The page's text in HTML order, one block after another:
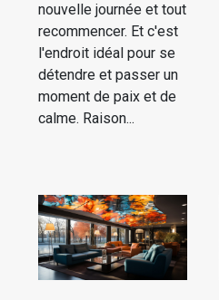
nouvelle journée et tout
recommencer. Et c'est
l'endroit idéal pour se
détendre et passer un
moment de paix et de
calme. Raison...